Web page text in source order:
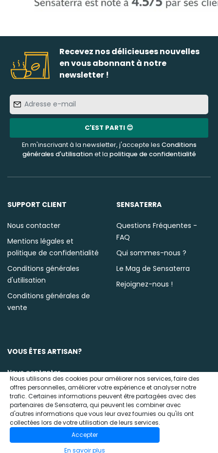
Recevez nos délicieuses nouvelles
en vous abonnant à notre
newsletter !
e-
mail
C'EST PARTI 😊
En m'inscrivant à la newsletter, j'accepte les Conditions
générales d'utilisationet la politique de confidentialité
SUPPORT CLIENT
Nous contacter
Mentions légales et
politique de confidentialité
Conditions générales
d'utilisation
Conditions générales de
vente
SENSATERRA
Questions Fréquentes -
FAQ
Qui sommes-nous ?
Le Mag de Sensaterra
Rejoignez-nous !
VOUS ÊTES ARTISAN?
Nous contacter
© 2020 Sensaterra
Nous utilisons des cookies pour améliorer nos services, faire des
offres personnelles, améliorer votre expérience et analyser notre
trafic. Certaines informations peuvent être partagées avec des
partenaires de Sensaterra, qui peuvent les combiner avec
d'autres informations que vous leur avez fournies ou qu'ils ont
collectées lors de votre utilisation de leurs services.
Accepter
En savoir plus